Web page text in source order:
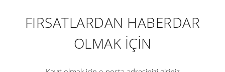
FIRSATLARDAN HABERDAR
OLMAK İÇİN